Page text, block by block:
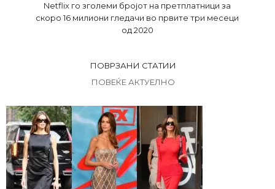
Netflix го зголеми бројот на претплатници за
скоро 16 милиони гледачи во првите три месеци
од 2020
ПОВРЗАНИ СТАТИИ
ПОВЕЌЕ АКТУЕЛНО